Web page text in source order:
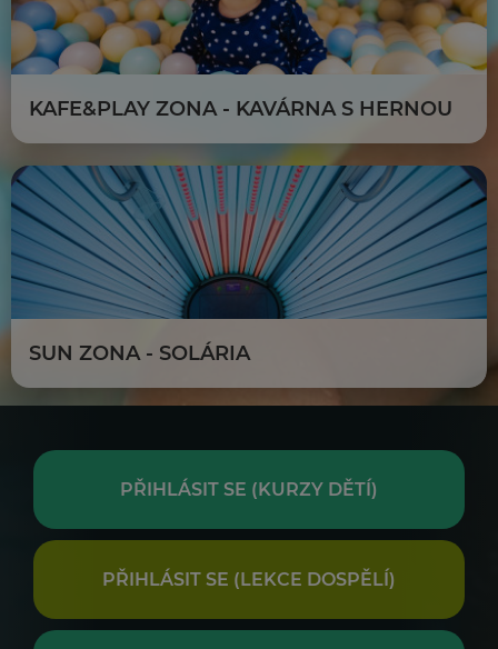
KAFE&PLAY ZONA - KAVÁRNA S HERNOU
SUN ZONA - SOLÁRIA
PŘIHLÁSIT SE (KURZY DĚTÍ)
PŘIHLÁSIT SE (LEKCE DOSPĚLÍ)